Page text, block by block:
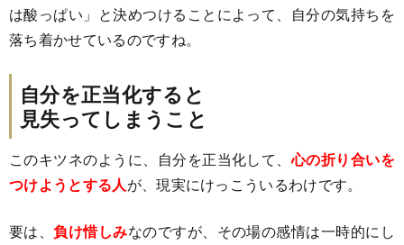
は酸っぱい」と決めつけることによって、自分の気持ちを
落ち着かせているのですね。
自分を正当化すると
見失ってしまうこと
このキツネのように、自分を正当化して、心の折り合いを
つけようとする人が、現実にけっこういるわけです。
要は、負け惜しみなのですが、その場の感情は一時的にし